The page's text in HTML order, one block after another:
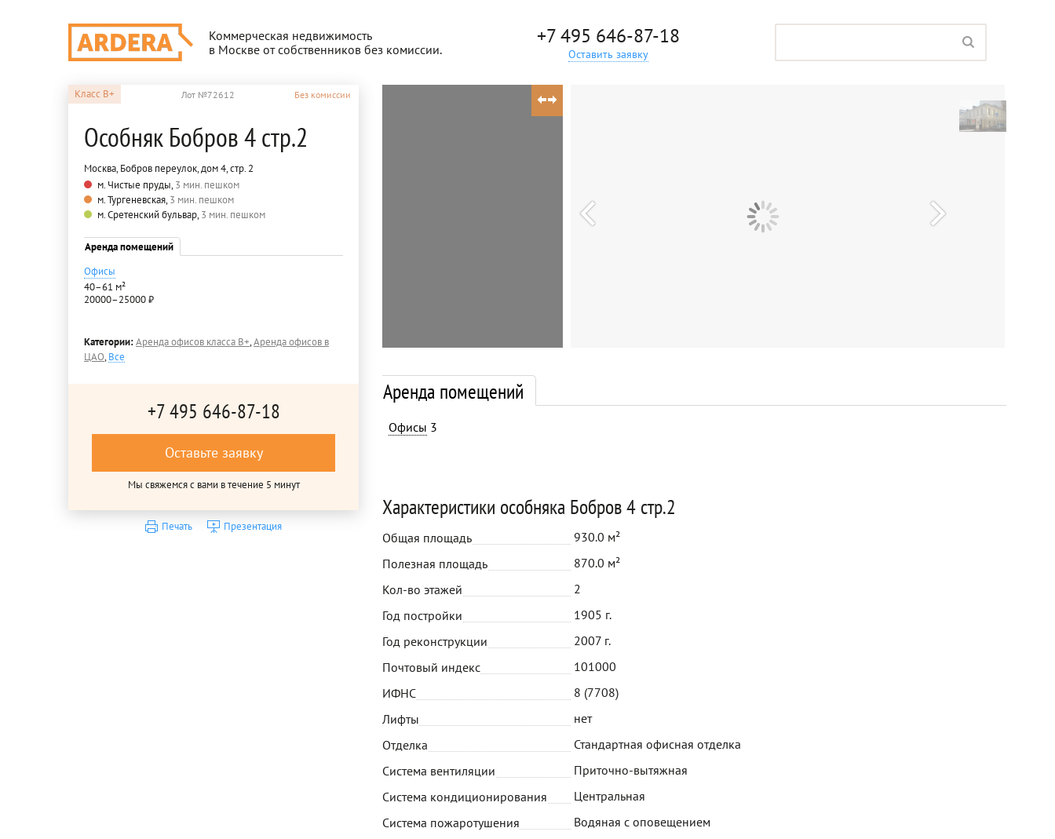
Коммерческая недвижимость
в Москве от собственников без комиссии.
+7 495 646-87-18
Оставить заявку
Класс B+ Лот №72612 Без комиссии
Особняк Бобров 4 стр.2
Москва, Бобров переулок, дом 4, стр. 2
м. Чистые пруды,3 мин. пешком
м. Тургеневская,3 мин. пешком
м. Сретенский бульвар,3 мин. пешком
Аренда помещений
Офисы
40–61 м²
20000–25000 ₽
Категории:Аренда офисов класса B+,Аренда офисов в
ЦАО,Все
+7 495 646-87-18
Оставьте заявку
Мы свяжемся с вами в течение 5 минут
Печать Презентация
Аренда помещений
Офисы 3
Характеристики особняка Бобров 4 стр.2
Общая площадь
930.0 м²
Полезная площадь
870.0 м²
Кол-во этажей
2
Год постройки
1905 г.
Год реконструкции
2007 г.
Почтовый индекс
101000
ИФНС
8 (7708)
Лифты
нет
Отделка
Стандартная офисная отделка
Система вентиляции
Приточно-вытяжная
Система кондиционирования
Центральная
Система пожаротушения
Водяная с оповещением